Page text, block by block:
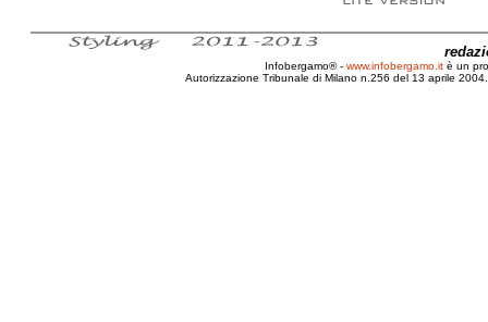
Infobergamo® - www.infobergamo.it è un
Autorizzazione Tribunale di Milano n.256 del 13 aprile